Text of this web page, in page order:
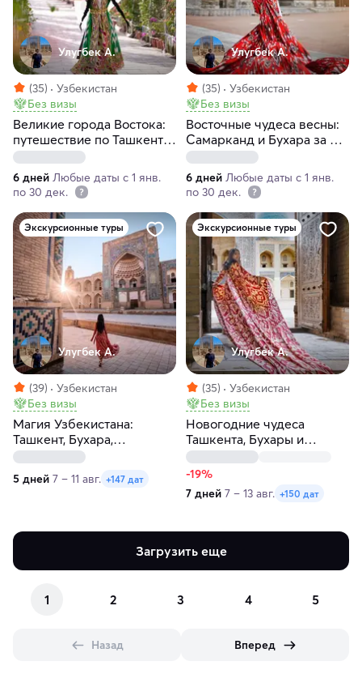
Улугбек А.
(35)
Узбекистан
Без визы
Великие города Востока:
путешествие по Ташкенту,
Самарканду и Бухаре за 6
дней
6 дней Любые даты с 1 янв.
по 30 дек.
Улугбек А.
(35)
Узбекистан
Без визы
Восточные чудеса весны:
Самарканд и Бухара за 6
дней
6 дней Любые даты с 1 янв.
по 30 дек.
Экскурсионные туры
Улугбек А.
(39)
Узбекистан
Без визы
Магия Узбекистана:
Ташкент, Бухара,
Самарканд за 5 дней
5 дней 7 – 11 авг. +147 дат
Экскурсионные туры
Улугбек А.
(35)
Узбекистан
Без визы
Новогодние чудеса
Ташкента, Бухары и
Самарканда за 7 дней
-19%
7 дней 7 – 13 авг. +150 дат
Загрузить еще
1 2 3 4 5
Назад Вперед